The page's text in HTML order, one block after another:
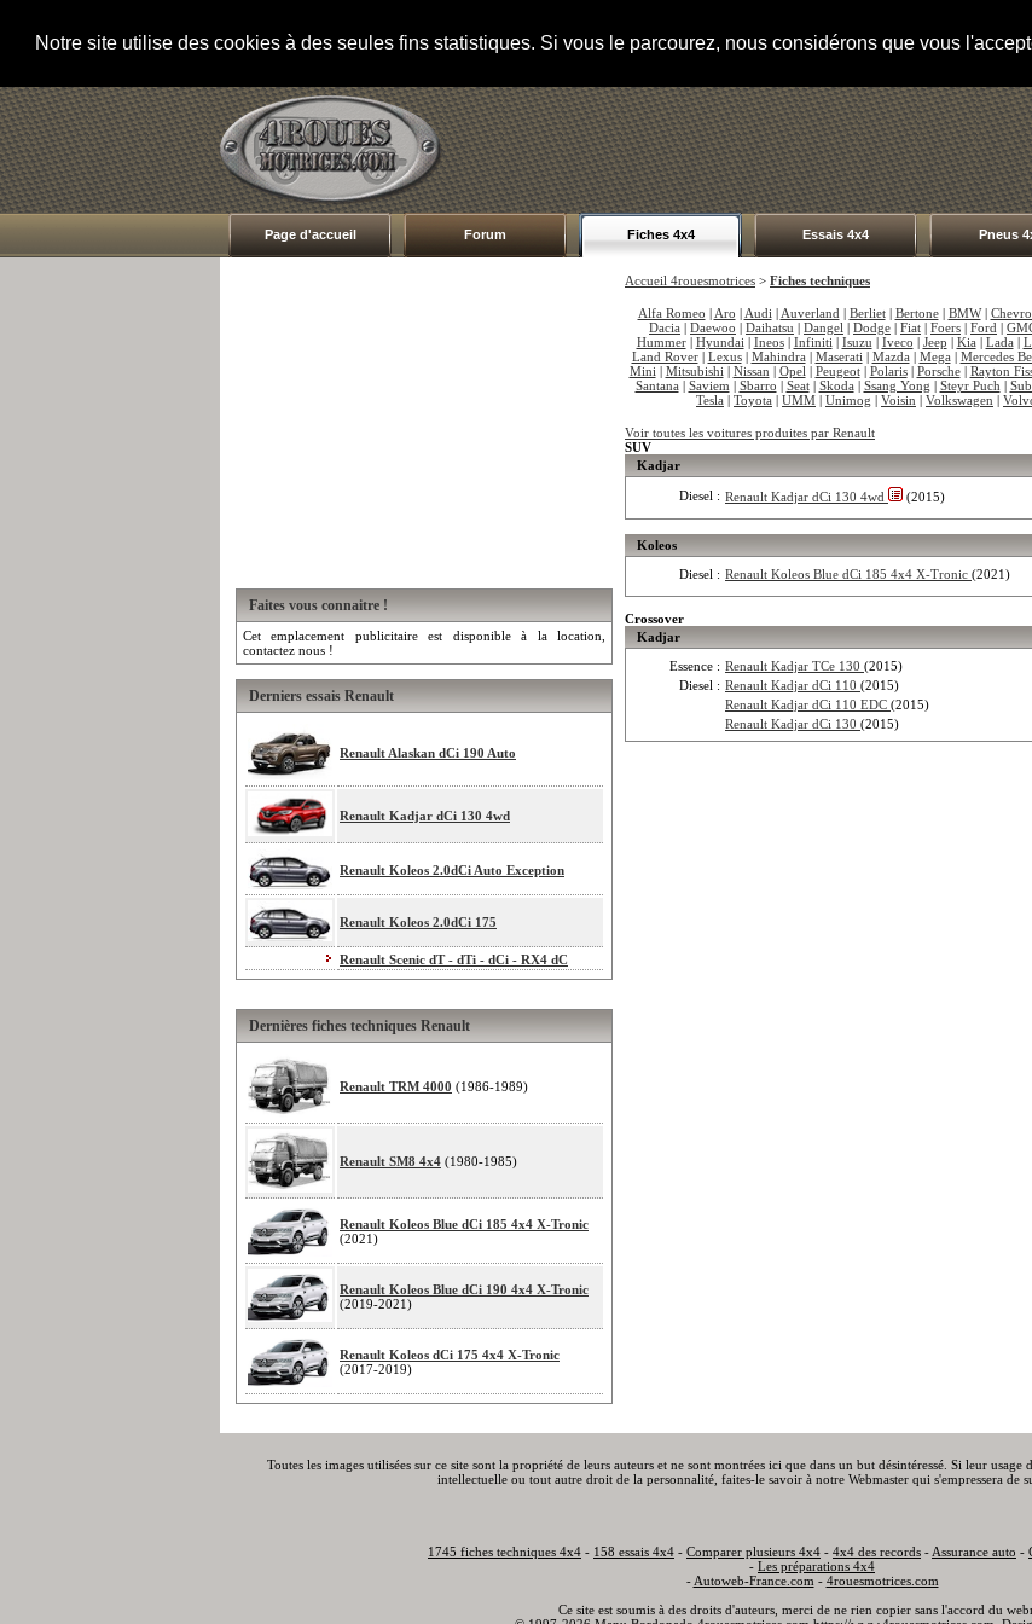
Notre site utilise des cookies à des seules fins statistiques. Si vous le parcourez, nous considérons que vous
Page d'accueil Forum Fiches 4x4 Essais 4x4 Pneus
Faites vous connaitre !
Cet emplacement publicitaire est disponible à la location,
contactez nous !
Derniers essais Renault
Renault Alaskan dCi 190 Auto
Renault Kadjar dCi 130 4wd
Renault Koleos 2.0dCi Auto Exception
Renault Koleos 2.0dCi 175
Renault Scenic dT - dTi - dCi - RX4 dC
Dernières fiches techniques Renault
Renault TRM 4000 (1986-1989)
Renault SM8 4x4 (1980-1985)
Renault Koleos Blue dCi 185 4x4 X-Tronic
(2021)
Renault Koleos Blue dCi 190 4x4 X-Tronic
(2019-2021)
Renault Koleos dCi 175 4x4 X-Tronic
(2017-2019)
Accueil 4rouesmotrices > Fiches techniques
Alfa Romeo | Aro | Audi | Auverland | Berliet| Bertone| BMW|
Dacia | Daewoo | Daihatsu | Dangel | Dodge | Fiat | Foers | Ford |
Hummer| Hyundai | Ineos| Infiniti | Isuzu | Iveco | Jeep | Kia | Lada |
Land Rover| Lexus| Mahindra | Maserati | Mazda | Mega | Mercedes
Mini | Mitsubishi | Nissan | Opel | Peugeot| Polaris| Porsche| Rayton
Santana | Saviem | Sbarro | Seat| Skoda | Ssang Yong | Steyr Puch |
Tesla | Toyota | UMM | Unimog | Voisin | Volkswagen |
Voir toutes les voitures produites par Renault
SUV
Kadjar
Diesel : Renault Kadjar dCi 130 4wd (2015)
Koleos
Diesel : Renault Koleos Blue dCi 185 4x4 X-Tronic (2021)
Crossover
Kadjar
Essence : Renault Kadjar TCe 130 (2015)
Diesel : Renault Kadjar dCi 110 (2015)
Renault Kadjar dCi 110 EDC (2015)
Renault Kadjar dCi 130 (2015)
Toutes les images utilisées sur ce site sont la propriété de leurs auteurs et ne sont montrées ici que dans un but désintéressé. Si leur
intellectuelle ou tout autre droit de la personnalité, faites-le savoir à notre Webmaster qui s'empressera de
1745 fiches techniques 4x4 - 158 essais 4x4 - Comparer plusieurs 4x4 - 4x4 des records - Assurance auto -
- Les préparations 4x4
- Autoweb-France.com - 4rouesmotrices.com
Ce site est soumis à des droits d'auteurs, merci de ne rien copier sans l'accord du